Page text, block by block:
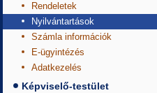
Rendeletek
Nyilvántartások
Számla információk
E-ügyintézés
Adatkezelés
Képviselő-testület